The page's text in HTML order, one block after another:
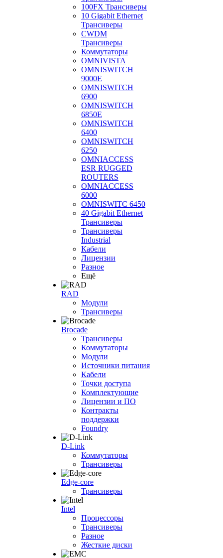
100FX Трансиверы
10 Gigabit Ethernet
Трансиверы
CWDM
Трансиверы
Коммутаторы
OMNIVISTA
OMNISWITCH
9000E
OMNISWITCH
6900
OMNISWITCH
6850E
OMNISWITCH
6400
OMNISWITCH
6250
OMNIACCESS
ESR RUGGED
ROUTERS
OMNIACCESS
6000
OMNISWITC 6450
40 Gigabit Ethernet
Трансиверы
Трансиверы
Industrial
Кабели
Лицензии
Разное
Ещё
RAD
Модули
Трансиверы
Brocade
Трансиверы
Коммутаторы
Модули
Источники питания
Кабели
Точки доступа
Комплектующие
Лицензии и ПО
Контракты
поддержки
Foundry
D-Link
Коммутаторы
Трансиверы
Edge-core
Трансиверы
Intel
Процессоры
Трансиверы
Разное
Жесткие диски